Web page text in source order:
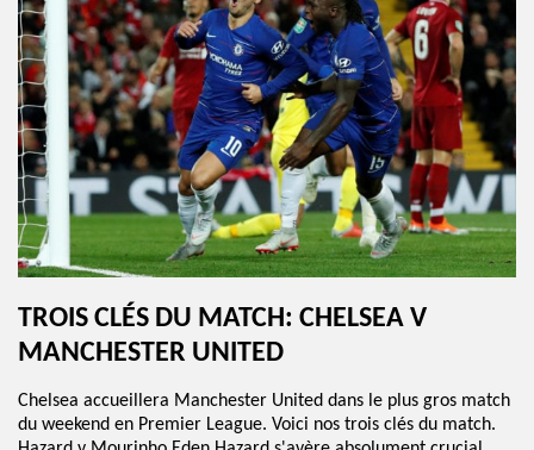
TROIS CLÉS DU MATCH: CHELSEA V
MANCHESTER UNITED
Chelsea accueillera Manchester United dans le plus gros match
du weekend en Premier League. Voici nos trois clés du match.